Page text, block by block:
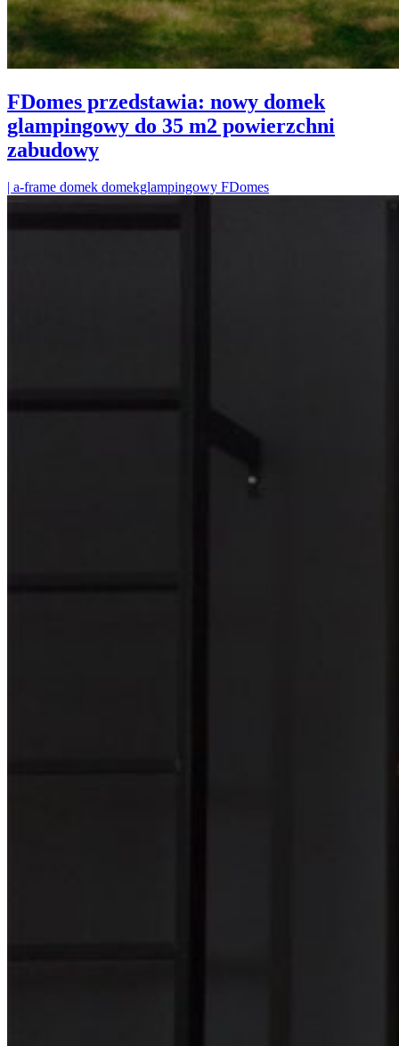
FDomes przedstawia: nowy domek
glampingowy do 35 m2 powierzchni
zabudowy
| a-frame domek domekglampingowy FDomes